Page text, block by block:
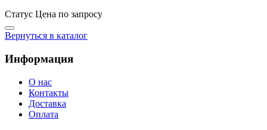
Статус Цена по запросу
Вернуться в каталог
Информация
О нас
Контакты
Доставка
Оплата